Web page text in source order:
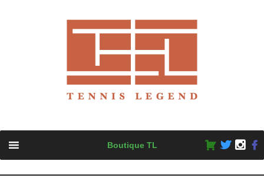
content
Boutique TL